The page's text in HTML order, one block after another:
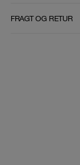
FRAGT OG RETUR